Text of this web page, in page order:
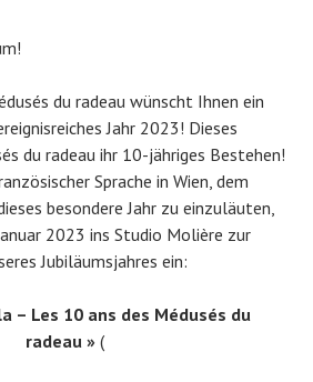
du radeau wünscht Ihnen ein
Jahr 2023! Dieses
du radeau ihr 10-jähriges Bestehen!
Sprache in Wien, dem
besondere Jahr zu einzuläuten,
2023 ins Studio Molière zur
Jubiläumsjahres ein:
– Les 10 ans des Médusés du
radeau » (